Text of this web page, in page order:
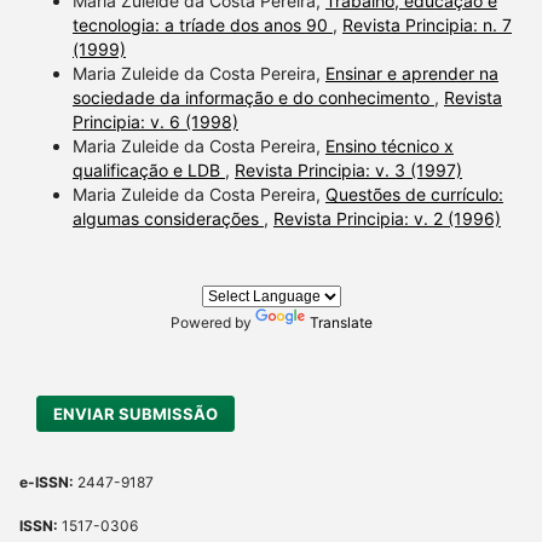
section the citation was
tecnologia: a tríade dos anos 90 , Revista Principia: n. 7
(1999)
Maria Zuleide da Costa Pereira, Ensinar e aprender na
sociedade da informação e do conhecimento , Revista
Principia: v. 6 (1998)
Maria Zuleide da Costa Pereira, Ensino técnico x
qualificação e LDB , Revista Principia: v. 3 (1997)
Maria Zuleide da Costa Pereira, Questões de currículo:
algumas considerações , Revista Principia: v. 2 (1996)
Powered by Translate
ENVIAR SUBMISSÃO
e-ISSN: 2447-9187
ISSN: 1517-0306